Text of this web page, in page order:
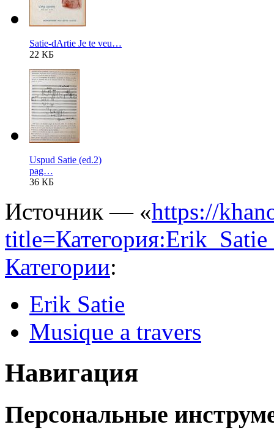
Satie-dArtie Je te veu…
22 КБ
Uspud Satie (ed.2)
pag…
36 КБ
Источник — «https://
Категории:
Erik Satie
Musique a travers
Навигация
Персональные